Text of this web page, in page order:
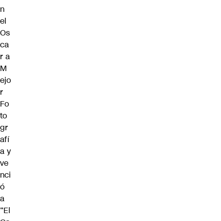
n
el
Os
ca
r a
M
ejo
r
Fo
to
gr
afí
a y
ve
nci
ó
a
“El